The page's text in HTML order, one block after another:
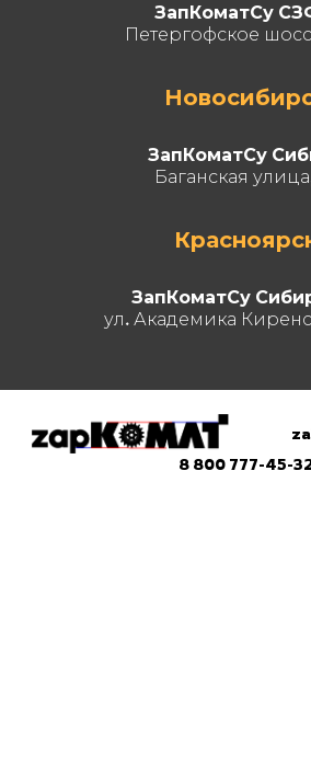
ЗапКоматСу
Петергофское
ЗапКоматСу
Баганская
ЗапКоматСу
ул. Академика
8 800 777-45-